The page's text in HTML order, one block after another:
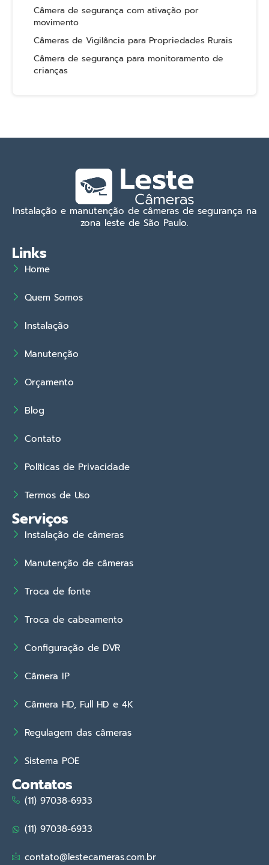
Câmera de segurança com ativação por
movimento
Câmeras de Vigilância para Propriedades Rurais
Câmera de segurança para monitoramento de
crianças
Instalação e manutenção de câmeras de segurança na
zona leste de São Paulo.
Links
Home
Quem Somos
Instalação
Manutenção
Orçamento
Blog
Contato
Políticas de Privacidade
Termos de Uso
Serviços
Instalação de câmeras
Manutenção de câmeras
Troca de fonte
Troca de cabeamento
Configuração de DVR
Câmera IP
Câmera HD, Full HD e 4K
Regulagem das câmeras
Sistema POE
Contatos
(11) 97038-6933
(11) 97038-6933
contato@lestecameras.com.br